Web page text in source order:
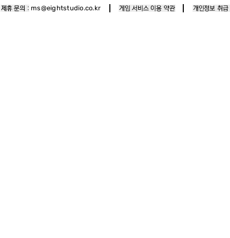
ms@eightstudio.co.kr